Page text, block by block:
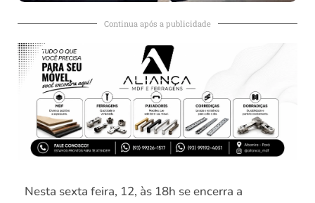
Continua após a publicidade
Nesta sexta feira, 12, às 18h se encerra a